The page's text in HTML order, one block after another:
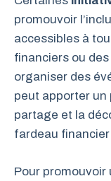
promouvoir
accessibles à
financiers ou
organiser des
peut apporter un
partage et la
fardeau financier
Pour promouvoir